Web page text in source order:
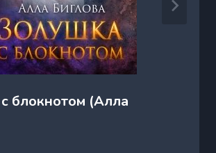
блокнотом (Алла